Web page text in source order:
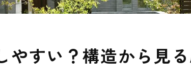
すい？構造から見